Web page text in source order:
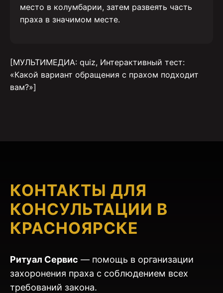
место в колумбарии, затем развеять часть
праха в значимом месте.
[МУЛЬТИМЕДИА: quiz, Интерактивный тест:
«Какой вариант обращения с прахом подходит
вам?»]
КОНТАКТЫ ДЛЯ
КОНСУЛЬТАЦИИ В
КРАСНОЯРСКЕ
Ритуал Сервис — помощь в организации
захоронения праха с соблюдением всех
требований закона.